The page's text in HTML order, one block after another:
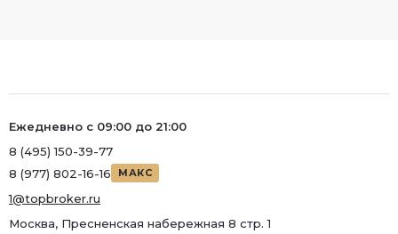
Ежедневно с 09:00 до 21:00
8 (495) 150-39-77
8 (977) 802-16-16
МАКС
1@topbroker.ru
Москва, Пресненская набережная 8 стр. 1